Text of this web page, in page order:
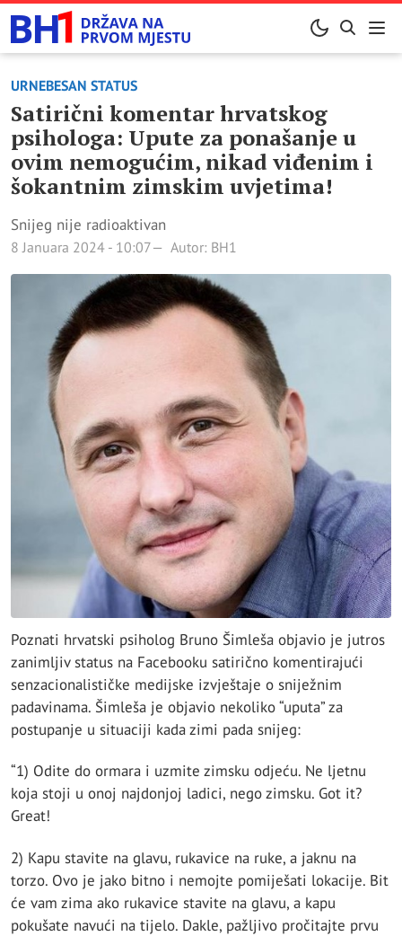
URNEBESAN STATUS
Satirični komentar hrvatskog
psihologa: Upute za ponašanje u
ovim nemogućim, nikad viđenim i
šokantnim zimskim uvjetima!
Snijeg nije radioaktivan
8 Januara 2024 - 10:07 Autor: BH1
Poznati hrvatski psiholog Bruno Šimleša objavio je jutros
zanimljiv status na Facebooku satirično komentirajući
senzacionalističke medijske izvještaje o sniježnim
padavinama. Šimleša je objavio nekoliko “uputa” za
postupanje u situaciji kada zimi pada snijeg:
“1) Odite do ormara i uzmite zimsku odjeću. Ne ljetnu
koja stoji u onoj najdonjoj ladici, nego zimsku. Got it?
Great!
2) Kapu stavite na glavu, rukavice na ruke, a jaknu na
torzo. Ovo je jako bitno i nemojte pomiješati lokacije. Bit
će vam zima ako rukavice stavite na glavu, a kapu
pokušate navući na tijelo. Dakle, pažljivo pročitajte prvu